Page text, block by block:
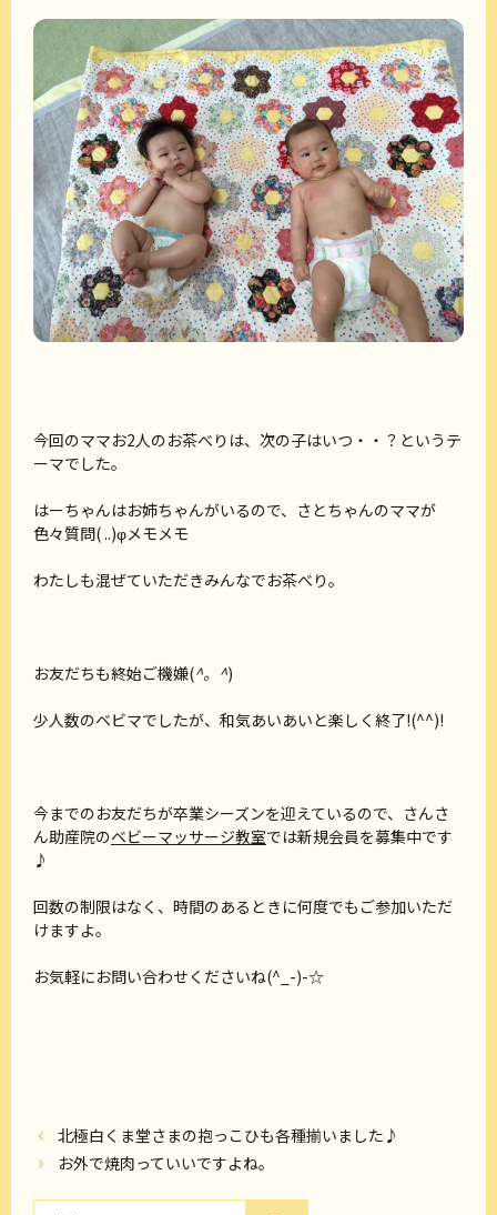
今回のママお2人のお茶べりは、次の子はいつ・・？というテ
ーマでした。
はーちゃんはお姉ちゃんがいるので、さとちゃんのママが
色々質問( ..)φメモメモ
わたしも混ぜていただきみんなでお茶べり。
お友だちも終始ご機嫌(^。^)
少人数のベビマでしたが、和気あいあいと楽しく終了!(^^)!
今までのお友だちが卒業シーズンを迎えているので、さんさ
ん助産院のベビーマッサージ教室では新規会員を募集中です
♪
回数の制限はなく、時間のあるときに何度でもご参加いただ
けますよ。
お気軽にお問い合わせくださいね(^_-)-☆
北極白くま堂さまの抱っこひも各種揃いました♪
お外で焼肉っていいですよね。